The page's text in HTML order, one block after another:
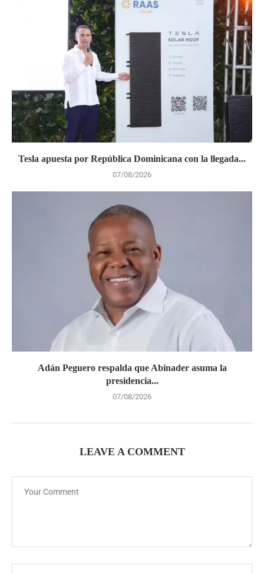
Tesla apuesta por República Dominicana con la llegada...
07/08/2026
Adán Peguero respalda que Abinader asuma la
presidencia...
07/08/2026
LEAVE A COMMENT